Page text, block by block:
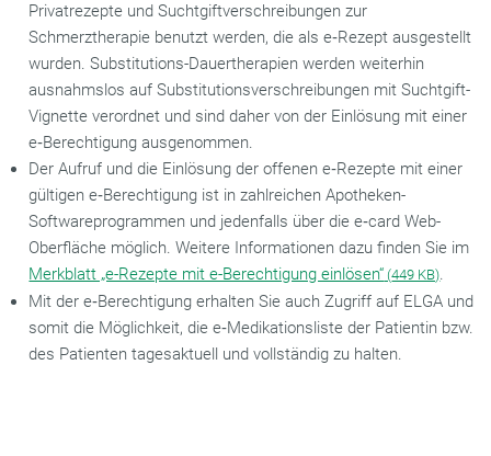
Privatrezepte und Suchtgiftverschreibungen zur
Schmerztherapie benutzt werden, die als e‑Rezept ausgestellt
wurden. Substitutions-Dauertherapien werden weiterhin
ausnahmslos auf Substitutionsverschreibungen mit Suchtgift-
Vignette verordnet und sind daher von der Einlösung mit einer
e‑Berechtigung ausgenommen.
Der Aufruf und die Einlösung der offenen e‑Rezepte mit einer
gültigen e‑Berechtigung ist in zahlreichen Apotheken-
Softwareprogrammen und jedenfalls über die e‑card Web-
Oberfläche möglich. Weitere Informationen dazu finden Sie im
Merkblatt „e-Rezepte mit e-Berechtigung einlösen“ (449 KB).
Mit der e‑Berechtigung erhalten Sie auch Zugriff auf ELGA und
somit die Möglichkeit, die e‑Medikationsliste der Patientin bzw.
des Patienten tagesaktuell und vollständig zu halten.